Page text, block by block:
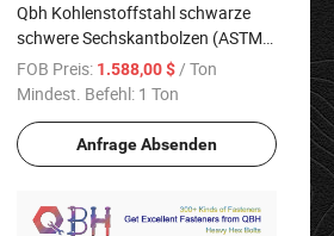
Qbh Kohlenstoffstahl schwarze
schwere Sechskantbolzen (ASTM
A193 Gr. B7)
FOB Preis: 1.588,00 $/ Ton
Mindest. Befehl: 1 Ton
Anfrage Absenden